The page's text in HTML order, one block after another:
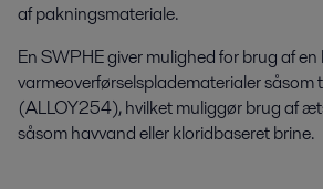
af pakningsmateriale.
En SWPHE giver mulighed for brug af en
varmeoverførselspladematerialer
(ALLOY254), hvilket muliggør brug af
såsom havvand eller kloridbaseret brine.